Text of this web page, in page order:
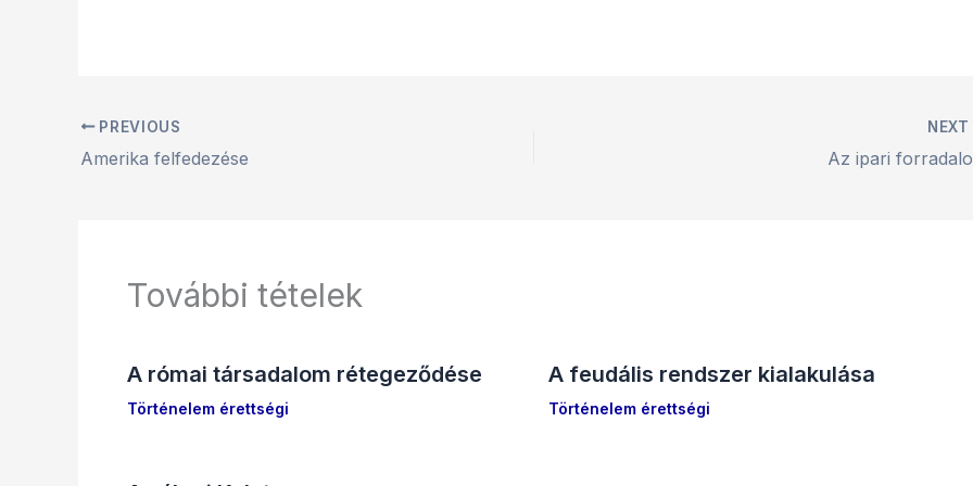
PREVIOUS
Amerika felfedezése
NEXT
Az ipari
További tételek
A római társadalom rétegeződése
Történelem érettségi
A feudális rendszer kialakulása
Történelem érettségi